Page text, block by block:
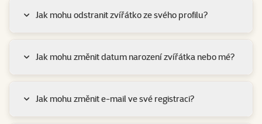
Jak mohu odstranit zvířátko ze svého profilu?
Jak mohu změnit datum narození zvířátka nebo mé?
Jak mohu změnit e-mail ve své registraci?